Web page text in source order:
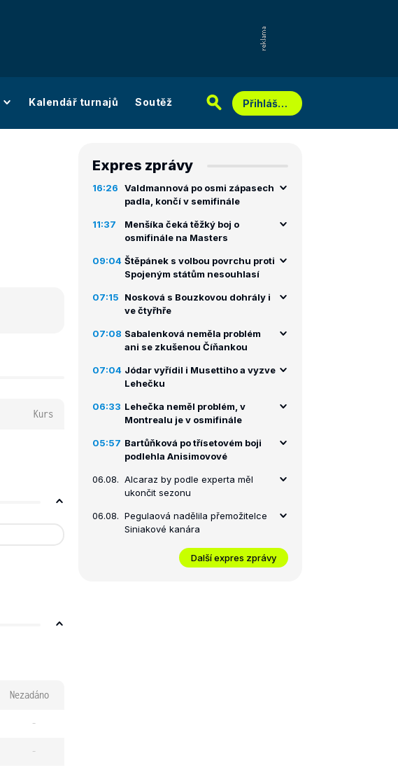
Kalendář turnajů Soutěž Přihlášení
Kurs
Nezadáno
-
-
Expres zprávy
16:26
Valdmannová po osmi zápasech
padla, končí v semifinále
11:37
Menšíka čeká těžký boj o
osmifinále na Masters
09:04 Štěpánek s volbou povrchu proti
Spojeným státům nesouhlasí
07:15
Nosková s Bouzkovou dohrály i
ve čtyřhře
07:08 Sabalenková neměla problém
ani se zkušenou Číňankou
07:04 Jódar vyřídil i Musettiho a vyzve
Lehečku
06:33 Lehečka neměl problém, v
Montrealu je v osmifinále
05:57 Bartůňková po třísetovém boji
podlehla Anisimovové
06.08. Alcaraz by podle experta měl
ukončit sezonu
06.08. Pegulaová nadělila přemožitelce
Siniakové kanára
Další expres zprávy